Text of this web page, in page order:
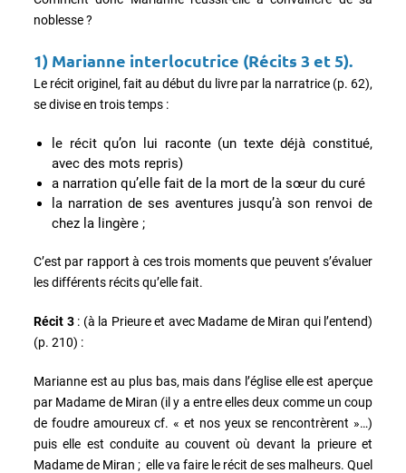
noblesse ?
1) Marianne interlocutrice (Récits 3 et 5).
Le récit originel, fait au début du livre par la narratrice (p. 62),
se divise en trois temps :
le récit qu’on lui raconte (un texte déjà constitué,
avec des mots repris)
a narration qu’elle fait de la mort de la sœur du curé
la narration de ses aventures jusqu’à son renvoi de
chez la lingère ;
C’est par rapport à ces trois moments que peuvent s’évaluer
les différents récits qu’elle fait.
Récit 3: (à la Prieure et avec Madame de Miran qui l’entend)
(p. 210) :
Marianne est au plus bas, mais dans l’église elle est aperçue
par Madame de Miran (il y a entre elles deux comme un coup
de foudre amoureux cf. « et nos yeux se rencontrèrent »…)
puis elle est conduite au couvent où devant la prieure et
Madame de Miran ; elle va faire le récit de ses malheurs. Quel